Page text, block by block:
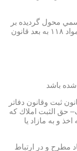
محول گرديده بر
اساس ماده ۵۰ قانون دفاتر اسناد رسمي و مواد ۱۱۸ به بعد قانون
ثبت وقانون دفاتر
حق الثبت املاك كه
و به مازاد يا
مطرح و در ارتباط